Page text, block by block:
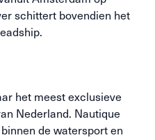
schittert bovendien het
het meest exclusieve
Nederland. Nautique
de watersport en